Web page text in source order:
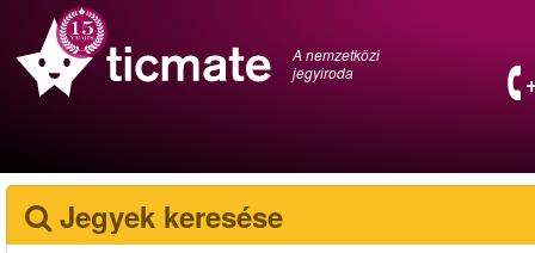
A nemzetközi
jegyiroda
Jegyek keresése